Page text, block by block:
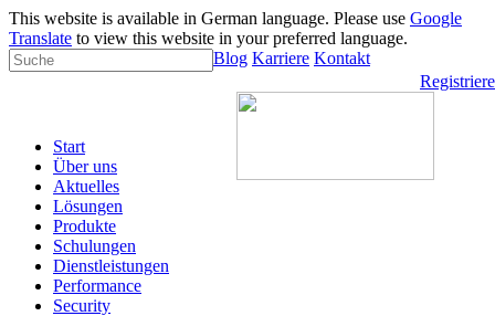
This website is available in German language. Please use Google
Translate to view this website in your preferred language.
Blog Karriere Kontakt
Start
Über uns
Aktuelles
Lösungen
Produkte
Schulungen
Dienstleistungen
Performance
Security